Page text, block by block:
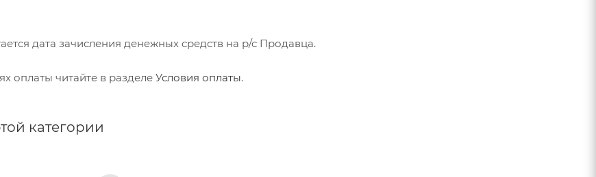
дата зачисления денежных средств на р/с Продавца.
оплаты читайте в разделе Условия оплаты.
категории